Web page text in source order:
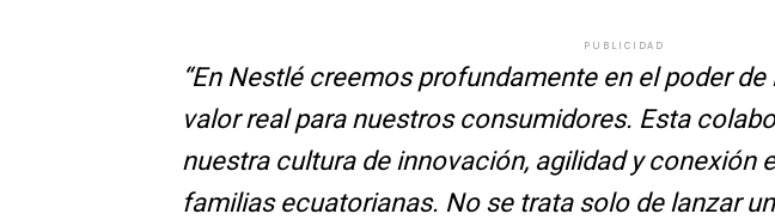
PUBLICIDAD
“En Nestlé creemos profundamente en el poder
valor real para nuestros consumidores. Esta
nuestra cultura de innovación, agilidad y conexión
familias ecuatorianas. No se trata solo de lanzar